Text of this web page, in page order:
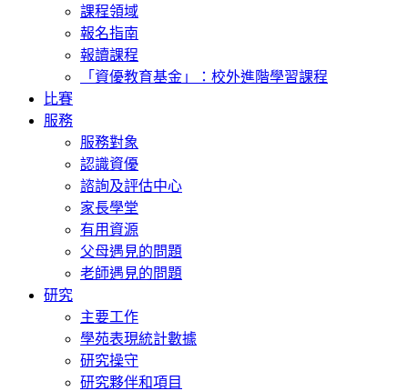
課程領域
報名指南
報讀課程
「資優教育基金」：校外進階學習課程
比賽
服務
服務對象
認識資優
諮詢及評估中心
家長學堂
有用資源
父母遇見的問題
老師遇見的問題
研究
主要工作
學苑表現統計數據
研究操守
研究夥伴和項目